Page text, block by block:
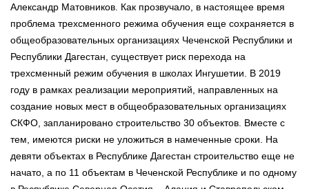
Александр Матовников. Как прозвучало, в настоящее время
проблема трехсменного режима обучения еще сохраняется в
общеобразовательных организациях Чеченской Республики и
Республики Дагестан, существует риск перехода на
трехсменный режим обучения в школах Ингушетии. В 2019
году в рамках реализации мероприятий, направленных на
создание новых мест в общеобразовательных организациях
СКФО, запланировано строительство 30 объектов. Вместе с
тем, имеются риски не уложиться в намеченные сроки. На
девяти объектах в Республике Дагестан строительство еще не
начато, а по 11 объектам в Чеченской Республике и по одному